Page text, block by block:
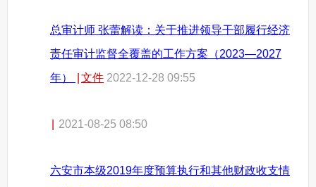
总审计师 张蕾解读：关于推进领导干部履行经济
责任审计监督全覆盖的工作方案（2023—2027
年）
文件 2022-12-28 09:55
2021-08-25 08:50
六安市本级2019年度预算执行和其他财政收支情